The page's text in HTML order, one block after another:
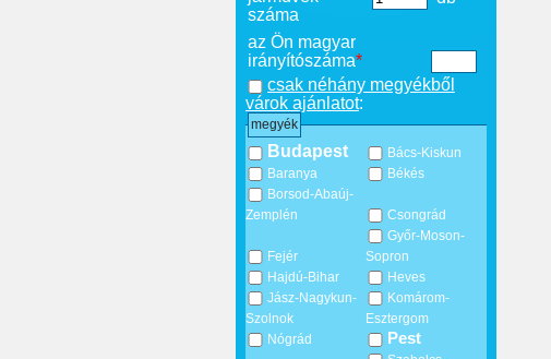
száma
az Ön magyar
irányítószáma*
csak néhány megyékből
várok ajánlatot:
megyék
Budapest
Bács-Kiskun
Baranya
Békés
Borsod-Abaúj-
Zemplén
Csongrád
Fejér
Győr-Moson-
Sopron
Hajdú-Bihar
Heves
Jász-Nagykun-
Szolnok
Komárom-
Esztergom
Nógrád
Pest